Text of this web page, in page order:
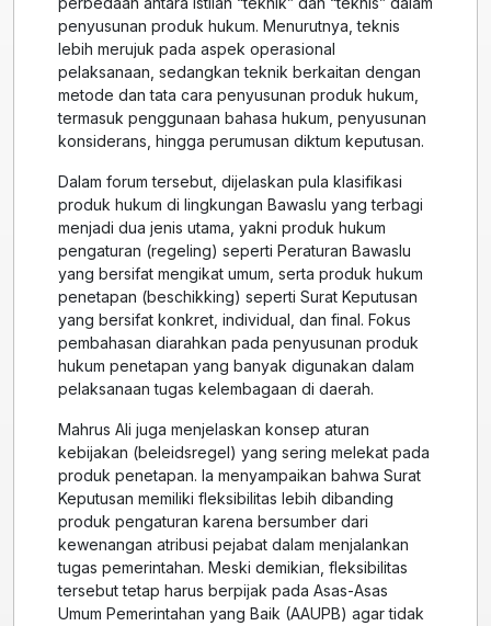
penyusunan produk hukum. Menurutnya, teknis
lebih merujuk pada aspek operasional
pelaksanaan, sedangkan teknik berkaitan dengan
metode dan tata cara penyusunan produk hukum,
termasuk penggunaan bahasa hukum, penyusunan
konsiderans, hingga perumusan diktum keputusan.
Dalam forum tersebut, dijelaskan pula klasifikasi
produk hukum di lingkungan Bawaslu yang terbagi
menjadi dua jenis utama, yakni produk hukum
pengaturan (regeling) seperti Peraturan Bawaslu
yang bersifat mengikat umum, serta produk hukum
penetapan (beschikking) seperti Surat Keputusan
yang bersifat konkret, individual, dan final. Fokus
pembahasan diarahkan pada penyusunan produk
hukum penetapan yang banyak digunakan dalam
pelaksanaan tugas kelembagaan di daerah.
Mahrus Ali juga menjelaskan konsep aturan
kebijakan (beleidsregel) yang sering melekat pada
produk penetapan. Ia menyampaikan bahwa Surat
Keputusan memiliki fleksibilitas lebih dibanding
produk pengaturan karena bersumber dari
kewenangan atribusi pejabat dalam menjalankan
tugas pemerintahan. Meski demikian, fleksibilitas
tersebut tetap harus berpijak pada Asas-Asas
Umum Pemerintahan yang Baik (AAUPB) agar tidak